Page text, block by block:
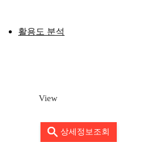
활용도 분석
View
상세정보조회